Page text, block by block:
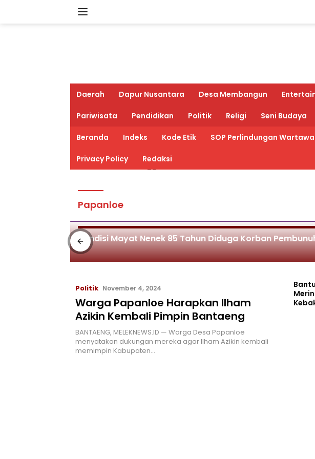
Daerah Dapur Nusantara Desa Membangun
Pariwisata Pendidikan Politik Religi Seni Budaya
Beranda Indeks Kode Etik SOP Perlindungan
Privacy Policy Redaksi
Papanloe
Kondisi Mayat Nenek 85 Tahun Diduga Korban
Politik November 4, 2024
Warga Papanloe Harapkan Ilham
Azikin Kembali Pimpin Bantaeng
BANTAENG, MELEKNEWS.ID — Warga Desa Papanloe
menyatakan dukungan mereka agar Ilham Azikin kembali
memimpin Kabupaten…